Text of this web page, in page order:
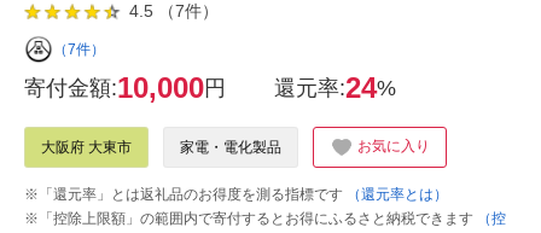
4.5 （7件）
（7件）
寄付金額:10,000円 還元率:24%
大阪府 大東市 家電・電化製品 お気に入り
※「還元率」とは返礼品のお得度を測る指標です
（還元率とは）
※「控除上限額」の範囲内で寄付するとお得にふるさと納税できます
（控